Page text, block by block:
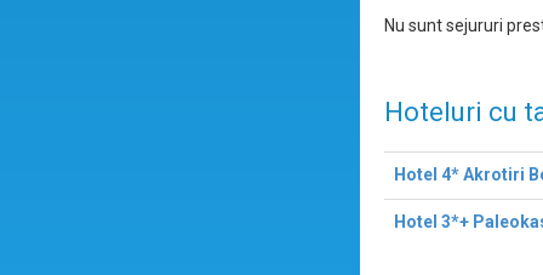
Nu sunt sejururi
Hoteluri cu
Hotel 4* Akrotiri
Hotel 3*+